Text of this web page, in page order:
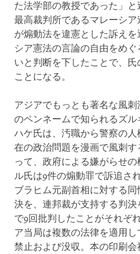
た法学部の教授であった」
最高裁判所であるマレーシ
が煽動法を違憲とした訴え
シア憲法の言論の自由をめ
いと判断を下したことで、
ことになる。
アジアでもっとも著名な風
のペンネームで知られるズ
ハケ氏は、汚職から警察の
在の政治問題を漫画で風刺
って、政府による嫌がらせ
ル氏は9件の煽動罪で訴追さ
ブラヒム元副首相に対する
決を、連邦裁が支持する判
で9回批判したことがそれぞ
ア当局は複数の法律を適用
禁止および没収。本の印刷